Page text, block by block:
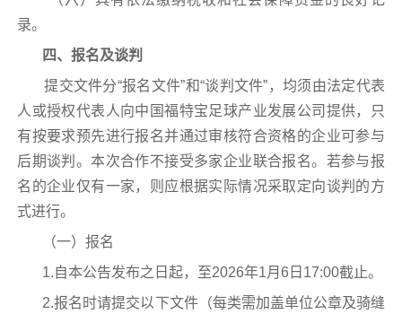
录。
四、报名及谈判
提交文件分“报名文件”和“谈判文件”，均须由法定代表
人或授权代表人向中国福特宝足球产业发展公司提供，只
有按要求预先进行报名并通过审核符合资格的企业可参与
后期谈判。本次合作不接受多家企业联合报名。若参与报
名的企业仅有一家，则应根据实际情况采取定向谈判的方
式进行。
（一）报名
1.自本公告发布之日起，至2026年1月6日17:00截止。
2.报名时请提交以下文件（每类需加盖单位公章及骑缝